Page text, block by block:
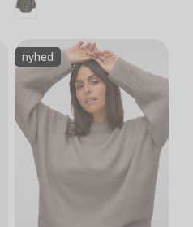
VmcBoom
-
Pullover
Noos
nyhed